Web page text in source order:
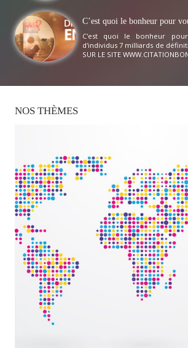
C’est quoi le bonheur pour
C'est quoi le bonheur
d'individus 7 milliards de
SUR LE SITE
NOS THÈMES